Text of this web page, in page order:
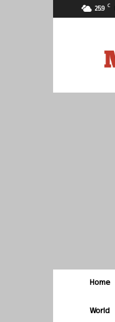
25.9 C
Home
World